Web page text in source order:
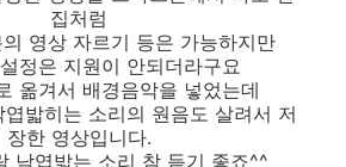
집처럼
영상 자르기 등은 가능하지만
정은 지원이 안되더라구요
옮겨서 배경음악을 넣었는데
밟히는 소리의 원음도 살려서 저
장한 영상입니다.
낙엽밟는 소리 참 듣기 좋죠^^